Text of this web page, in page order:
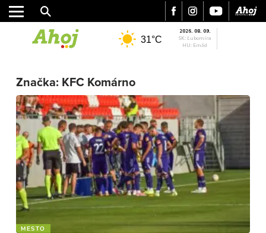
31°C
2026. 08. 09.
SK: Ľubomíra
HU: Emőd
Značka: KFC Komárno
MESTO